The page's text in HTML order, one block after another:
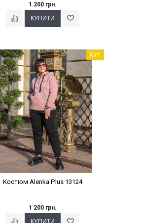
1 200 грн.
Наклейки Варіант з % Хит!
Костюм Alenka Plus 13124
1 200 грн.